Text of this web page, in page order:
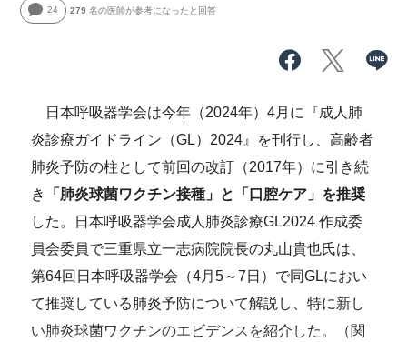
24 279 名の医師が参考になったと回答
日本呼吸器学会は今年（2024年）4月に『成人肺
炎診療ガイドライン（GL）2024』を刊行し、高齢者
肺炎予防の柱として前回の改訂（2017年）に引き続
き
「肺炎球菌ワクチン接種」と「口腔ケア」を推奨
した。日本呼吸器学会成人肺炎診療GL2024 作成委
員会委員で三重県立一志病院院長の丸山貴也氏は、
第64回日本呼吸器学会（4月5～7日）で同GLにおい
て推奨している肺炎予防について解説し、特に新し
い肺炎球菌ワクチンのエビデンスを紹介した。（関